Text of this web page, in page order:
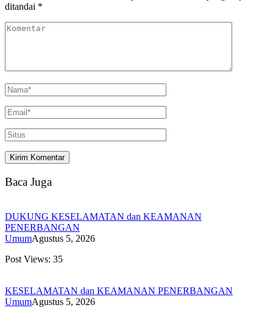
ditandai *
Baca Juga
DUKUNG KESELAMATAN dan KEAMANAN
PENERBANGAN
UmumAgustus 5, 2026
Post Views: 35
KESELAMATAN dan KEAMANAN PENERBANGAN
UmumAgustus 5, 2026